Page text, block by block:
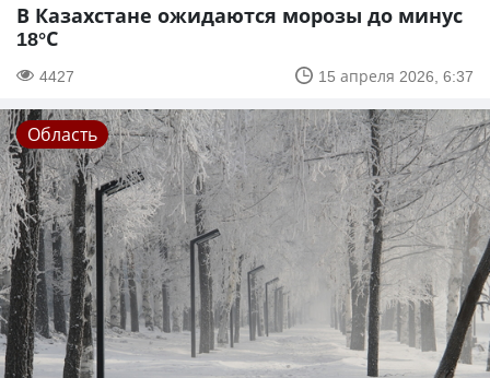
В Казахстане ожидаются морозы до минус
18°С
4427 15 апреля 2026, 6:37
Область